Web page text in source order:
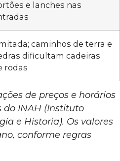
e lanches nas
caminhos de terra e
dificultam cadeiras
rodas
de preços e horários
do INAH (Instituto
e Historia). Os valores
conforme regras